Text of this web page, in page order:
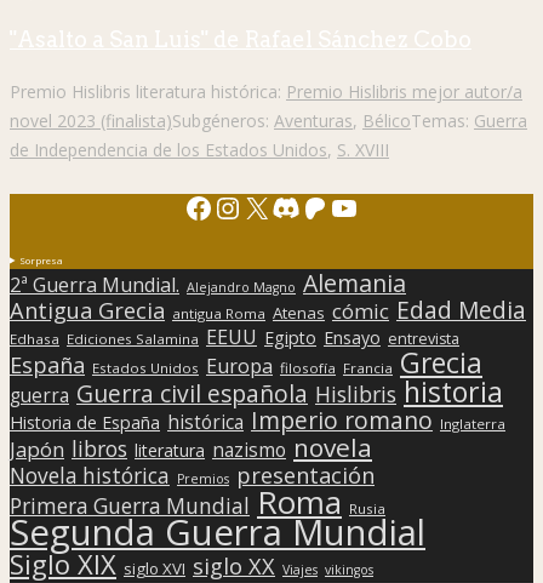
"Asalto a San Luis" de Rafael Sánchez Cobo
Premio Hislibris literatura histórica: Premio Hislibris mejor autor/a
novel 2023 (finalista)Subgéneros: Aventuras, BélicoTemas: Guerra
de Independencia de los Estados Unidos, S. XVIII
Facebook
Instagram
X Discord
Patreon
YouTube
Sorpresa
2ª Guerra Mundial. Alejandro Magno Alemania
Antigua Grecia antigua Roma Atenas cómic Edad Media
Edhasa Ediciones Salamina EEUU Egipto Ensayo entrevista
España Estados Unidos Europa filosofía Francia Grecia
guerra Guerra civil española Hislibris historia
Historia de España histórica Imperio romano Inglaterra
Japón libros literatura nazismo novela
Novela histórica Premios presentación
Primera Guerra Mundial Roma Rusia
Segunda Guerra Mundial
Siglo XIX siglo XVI siglo XX Viajes vikingos